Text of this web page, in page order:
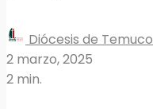
Diócesis de Temuco
2 marzo, 2025
2 min.